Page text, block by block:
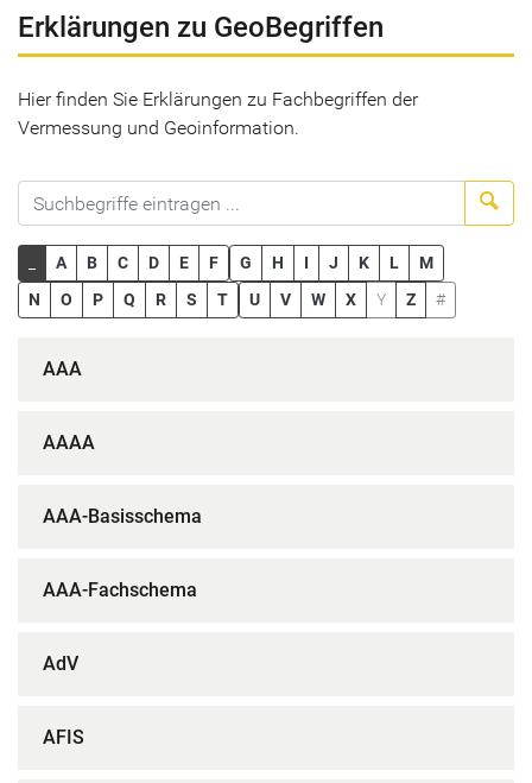
Erklärungen zu GeoBegriffen
Hier finden Sie Erklärungen zu Fachbegriffen der
Vermessung und Geoinformation.
A B C D E F G H I J K L
M
N
O P Q R S T U V W X Y Z #
AAA
AAAA
AAA-Basisschema
AAA-Fachschema
AdV
AFIS